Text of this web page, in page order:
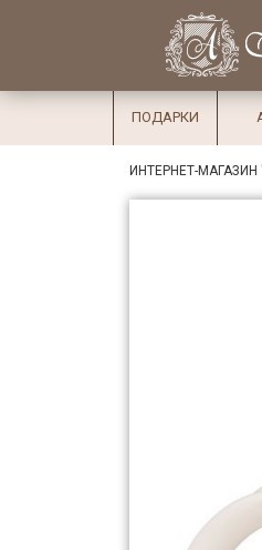
Избранное
×
СалоныДоставка
Оплата
Подарки
Ароматы
для дома
ПОДАРКИ
ИНТЕРНЕТ-